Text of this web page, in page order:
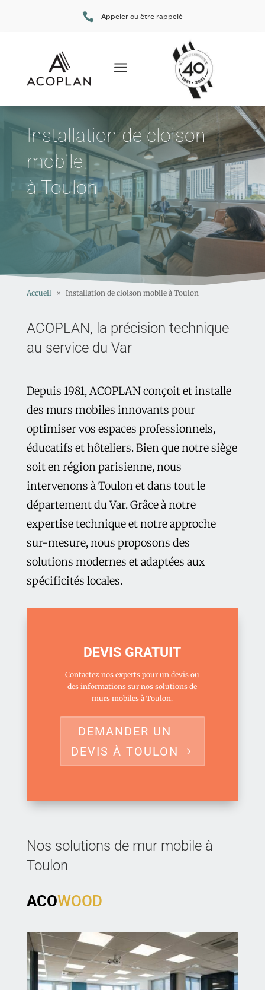
 Appeler ou être rappelé
a
Installation de cloison
mobile
à Toulon
Accueil Installation de cloison mobile à Toulon
ACOPLAN, la précision technique
au service du Var
Depuis 1981, ACOPLAN conçoit et installe
des murs mobiles innovants pour
optimiser vos espaces professionnels,
éducatifs et hôteliers. Bien que notre siège
soit en région parisienne, nous
intervenons à Toulon et dans tout le
département du Var. Grâce à notre
expertise technique et notre approche
sur-mesure, nous proposons des
solutions modernes et adaptées aux
spécificités locales.
DEVIS GRATUIT
Contactez nos experts pour un devis ou
des informations sur nos solutions de
murs mobiles à Toulon.
DEMANDER UN
DEVIS À TOULON
Nos solutions de mur mobile à
Toulon
ACOWOOD